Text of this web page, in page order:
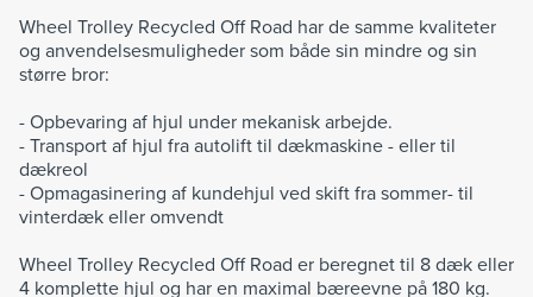
Wheel Trolley Recycled Off Road har de samme kvaliteter
og anvendelsesmuligheder som både sin mindre og sin
større bror:
- Opbevaring af hjul under mekanisk arbejde.
- Transport af hjul fra autolift til dækmaskine - eller til
dækreol
- Opmagasinering af kundehjul ved skift fra sommer- til
vinterdæk eller omvendt
Wheel Trolley Recycled Off Road er beregnet til 8 dæk eller
4 komplette hjul og har en maximal bæreevne på 180 kg.